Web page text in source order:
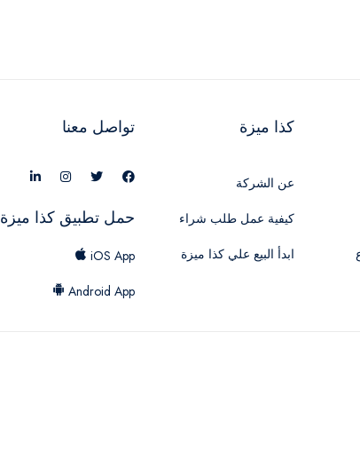
كذا ميزة
عن الشركة
كيفية عمل طلب شراء
ابدأ البيع علي كذا ميزة
تواصل معنا
حمل تطبيق كذا ميزة
iOS App
Android App